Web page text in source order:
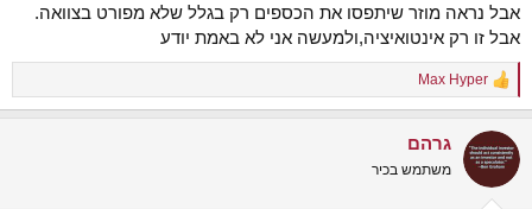
אבל נראה מוזר שיתפסו את הכספים רק בגלל שלא מפורט בצוואה.
אבל זו רק אינטואיציה,ולמעשה אני לא באמת יודע
R
e
c
t
i
Max Hyper
גרהם
משתמש בכיר